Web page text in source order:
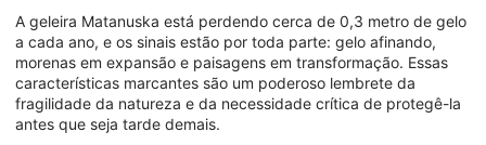
A geleira Matanuska está perdendo cerca de 0,3 metro de gelo
a cada ano, e os sinais estão por toda parte: gelo afinando,
morenas em expansão e paisagens em transformação. Essas
características marcantes são um poderoso lembrete da
fragilidade da natureza e da necessidade crítica de protegê-la
antes que seja tarde demais.